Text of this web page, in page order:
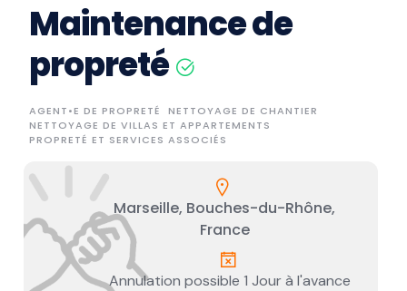
Maintenance de
propreté
AGENT•E DE PROPRETÉ
NETTOYAGE DE CHANTIER
NETTOYAGE DE VILLAS ET APPARTEMENTS
PROPRETÉ ET SERVICES ASSOCIÉS
Marseille, Bouches-du-Rhône,
France
Annulation possible 1 Jour à l'avance